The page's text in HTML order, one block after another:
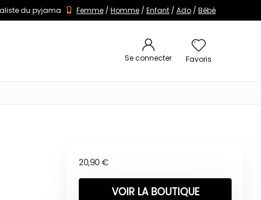
du pyjama Femme / Homme / Enfant / Ado / Bébé
Se connecter Favoris
20,90 €
VOIR LA BOUTIQUE